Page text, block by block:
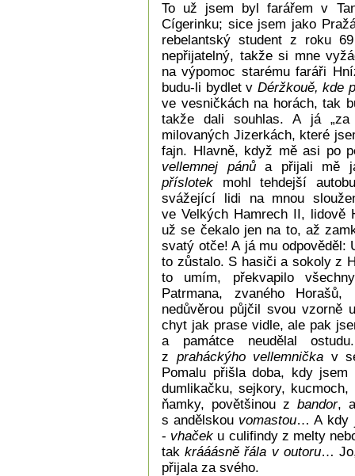
To už jsem byl farářem v
Cígerinku; sice jsem jako
rebelantský student z roku
nepřijatelný, takže si mne
na výpomoc starému faráři
budu-li bydlet v Déržkouě, kde
ve vesničkách na horách, tak
takže dali souhlas. A já
milovaných Jizerkách, které
fajn. Hlavně, když mě asi po
vellemnej pánůa přijali mě
příslotek mohl tehdejší
svážející lidi na mnou
ve Velkých Hamrech II, lidově
už se čekalo jen na to, až
svatý otče! A já mu
to zůstalo. S hasiči a sokoly z
to umím, překvapilo
Patrmana, zvaného
nedůvěrou půjčil svou vzorně
chyt jak prase vidle, ale pak
a památce neudělal
z praháckýho vellemnička v
Pomalu přišla doba, kdy
dumlikačku, sejkory,
ňamky, povětšinou z bandor,
s andělskou vomastou… A kdy
- vhaček u culifindy z melty
takkrááásně řála v outoru… Jo,
přijala za svého.